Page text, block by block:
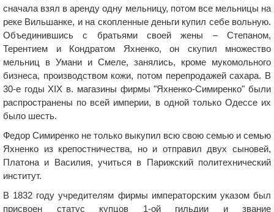
сначала взял в аренду одну мельницу, потом все мельницы на
реке Вильшанке, и на скопленные деньги купил себе вольную.
Объединившись с братьями своей жены – Степаном,
Терентием и Кондратом Яхненко, он скупил множество
мельниц в Умани и Смеле, занялись, кроме мукомольного
бизнеса, производством кожи, потом перепродажей сахара. В
30-е годы ХІХ в. магазины фирмы "Яхненко-Симиренко" были
распространены по всей империи, в одной только Одессе их
было шесть.
Федор Симиренко не только выкупил всю свою семью и семью
Яхненко из крепостничества, но и отправил двух сыновей,
Платона и Василия, учиться в Парижский политехнический
институт.
В 1832 году учредителям фирмы императорским указом был
присвоен статус купцов 1-ой гильдии и звание